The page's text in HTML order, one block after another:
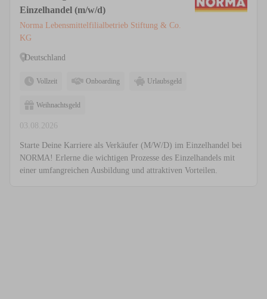
Einzelhandel (m/w/d)
Norma Lebensmittelfilialbetrieb Stiftung & Co.
KG
Deutschland
Vollzeit Onboarding Urlaubsgeld
Weihnachtsgeld
03.08.2026
Starte Deine Karriere als Verkäufer (M/W/D) im Einzelhandel bei
NORMA! Erlerne die wichtigen Prozesse des Einzelhandels mit
einer umfangreichen Ausbildung und attraktiven Vorteilen.